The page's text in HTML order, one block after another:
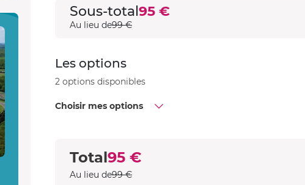
Sous-total 95 €
Au lieu de99 €
Les options
2 options disponibles
Choisir mes options
Total95 €
Au lieu de99 €